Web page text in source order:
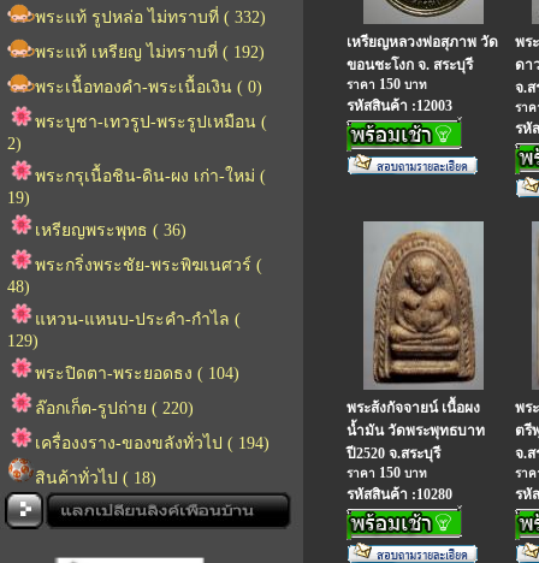
พระแท้ รูปหล่อ ไม่ทราบที่ ( 332)
พระแท้ เหรียญ ไม่ทราบที่ ( 192)
พระเนื้อทองคำ-พระเนื้อเงิน ( 0)
พระบูชา-เทวรูป-พระรูปเหมือน (
2)
พระกรุเนื้อชิน-ดิน-ผง เก่า-ใหม่ (
19)
เหรียญพระพุทธ ( 36)
พระกริ่งพระชัย-พระพิฆเนศวร์ (
48)
แหวน-แหนบ-ประคำ-กำไล (
129)
พระปิดตา-พระยอดธง ( 104)
ล๊อกเก็ต-รูปถ่าย ( 220)
เครื่องงราง-ของขลังทั่วไป ( 194)
สินค้าทั่วไป ( 18)
เหรียญหลวงพ่อสุภาพ วัด
ขอนชะโงก จ. สระบุรี
ราคา 150 บาท
รหัสสินค้า :12003
พร
ดา
จ.ส
รา
รหั
พระส้งกัจจายน์ เนื้อผง
น้ำมัน วัดพระพุทธบาท
ปี2520 จ.สระบุรี
ราคา 150 บาท
รหัสสินค้า :10280
พร
ตรี
จ.ส
รา
รหั